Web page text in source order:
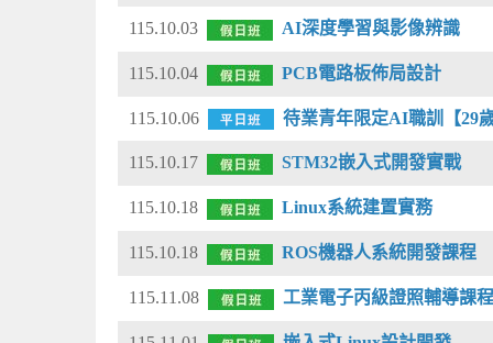
115.10.03 AI深度學習與影像辨識
115.10.04 PCB電路板佈局設計
115.10.06 待業青年限定AI職訓【29歲
115.10.17 STM32嵌入式開發實戰
115.10.18 Linux系統建置實務
115.10.18 ROS機器人系統開發課程
115.11.08 工業電子丙級證照輔導課程